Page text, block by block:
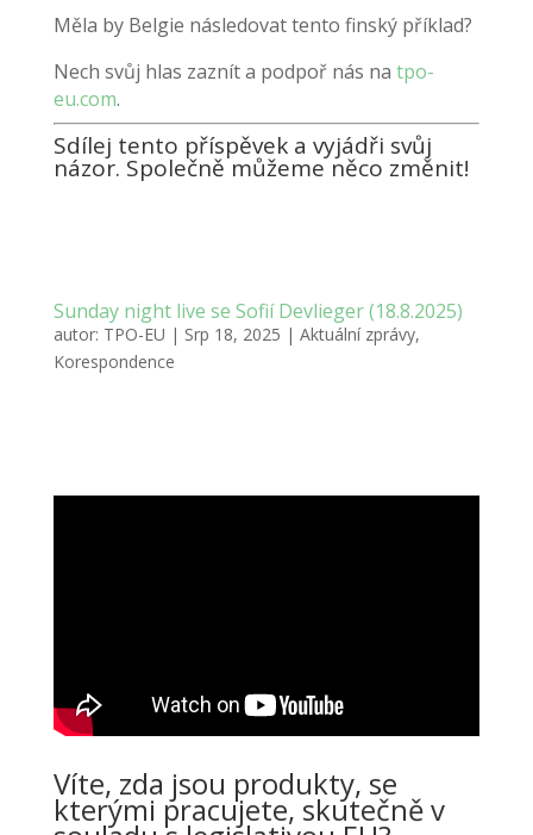
Měla by Belgie následovat tento finský příklad?
Nech svůj hlas zaznít a podpoř nás na tpo-
eu.com.
Sdílej tento příspěvek a vyjádři svůj
názor. Společně můžeme něco změnit!
Sunday night live se Sofií Devlieger (18.8.2025)
autor: TPO-EU | Srp 18, 2025 | Aktuální zprávy,
Korespondence
Víte, zda jsou produkty, se
kterými pracujete, skutečně v